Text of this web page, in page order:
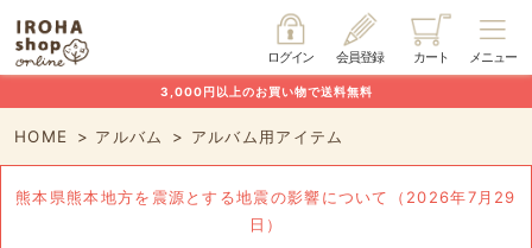
メニュー
カート
会員登録
ログイン
3,000円以上のお買い物で送料無料
HOME アルバム アルバム用アイテム
熊本県熊本地方を震源とする地震の影響について（2026年7月29
日）